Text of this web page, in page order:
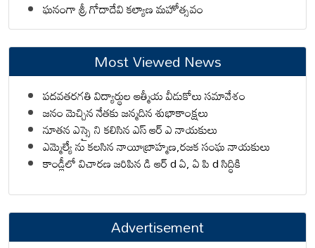
ఘనంగా శ్రీ గోదాదేవి కల్యాణ మహోత్సవం
Most Viewed News
పదవతరగతి విద్యార్థుల ఆత్మీయ వీడుకోలు సమావేశం
జనం మెచ్చిన నేతకు జన్మదిన శుభాకాంక్షలు
నూతన ఎస్సై ని కలిసిన ఎస్ ఆర్ ఎ నాయకులు
ఎమ్మెల్యే ను కలసిన నాయీబ్రాహ్మణ,రజక సంఘ నాయకులు
కాండ్లీలో విచారణ జరిపిన డి ఆర్ d ఏ, ఏ పి d సిద్ధికి
Advertisement